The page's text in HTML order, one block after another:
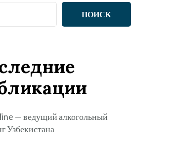
ПОИСК
— ведущий алкогольный
Узбекистана